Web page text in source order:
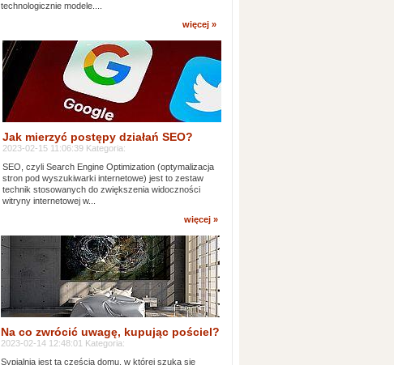
technologicznie modele....
więcej »
Jak mierzyć postępy działań SEO?
2023-02-15 11:06:39 Kategoria:
SEO, czyli Search Engine Optimization (optymalizacja
stron pod wyszukiwarki internetowe) jest to zestaw
technik stosowanych do zwiększenia widoczności
witryny internetowej w...
więcej »
Na co zwrócić uwagę, kupując pościel?
2023-02-14 12:48:01 Kategoria:
Sypialnia jest tą częścią domu, w której szuka się